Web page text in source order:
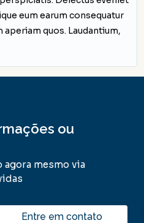
eum earum consequatur
quos. Laudantium,
ou
mesmo via
Entre em contato